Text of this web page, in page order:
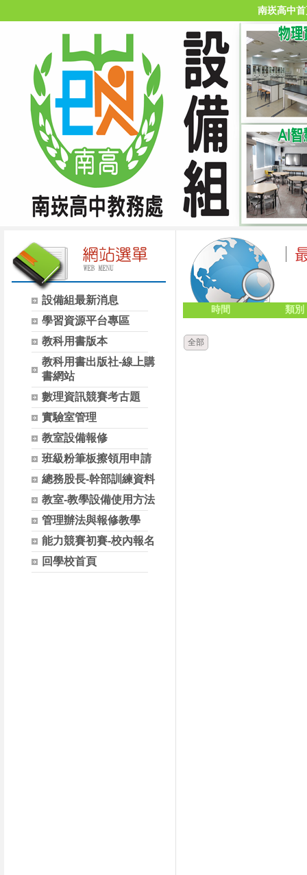
南崁高中
設備組最新消息
學習資源平台專區
教科用書版本
教科用書出版社-線上購
書網站
數理資訊競賽考古題
實驗室管理
教室設備報修
班級粉筆板擦領用申請
總務股長-幹部訓練資料
教室-教學設備使用方法
管理辦法與報修教學
能力競賽初賽-校內報名
回學校首頁
時間 類別
全部